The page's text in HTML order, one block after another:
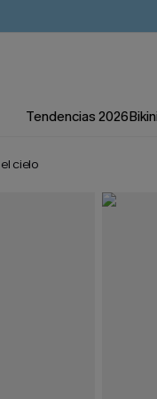
Tendencias 2026
cielo